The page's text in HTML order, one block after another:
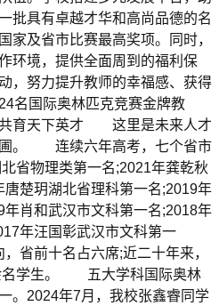
批具有卓越才华和高尚品德的名
家及省市比赛最高奖项。同时，
环境，提供全面周到的福利保
，努力提升教师的幸福感、获得
名国际奥林匹克竞赛金牌教
天下英才 这里是未来人才
圃。 连续六年高考，七个省市
省物理类第一名;2021年龚乾秋
楚玥湖北省理科第一名;2019年
肖和武汉市文科第一名;2018年
年汪国彰武汉市文科第一
省前十名占六席;近二十年来，
名学生。 五大学科国际奥林
。2024年7月，我校张鑫睿同学